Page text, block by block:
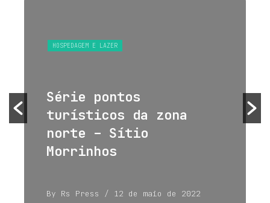
HOSPEDAGEM E LAZER
Série pontos
turísticos da zona
norte – Sítio
Morrinhos
By Rs Press / 12 de maio de 2022